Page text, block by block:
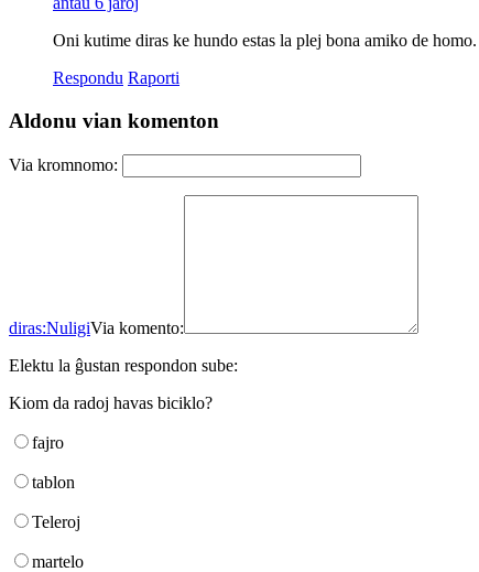
Oni kutime diras ke hundo estas la plej bona amiko de
Respondu Raporti
Aldonu vian komenton
Via kromnomo:
diras:NuligiVia komento:
Elektu la ĝustan respondon sube:
Kiom da radoj havas biciklo?
fajro
tablon
Teleroj
martelo